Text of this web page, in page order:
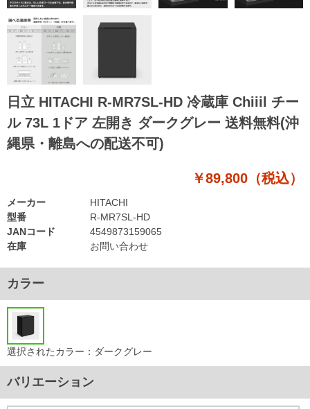
日立 HITACHI R-MR7SL-HD 冷蔵庫 Chiiil チー
ル 73L 1ドア 左開き ダークグレー 送料無料(沖
縄県・離島への配送不可)
￥89,800（税込）
型番
R-MR7SL-HD
JANコード
4549873159065
在庫
お問い合わせ
メーカー HITACHI
カラー
選択されたカラー：ダークグレー
バリエーション